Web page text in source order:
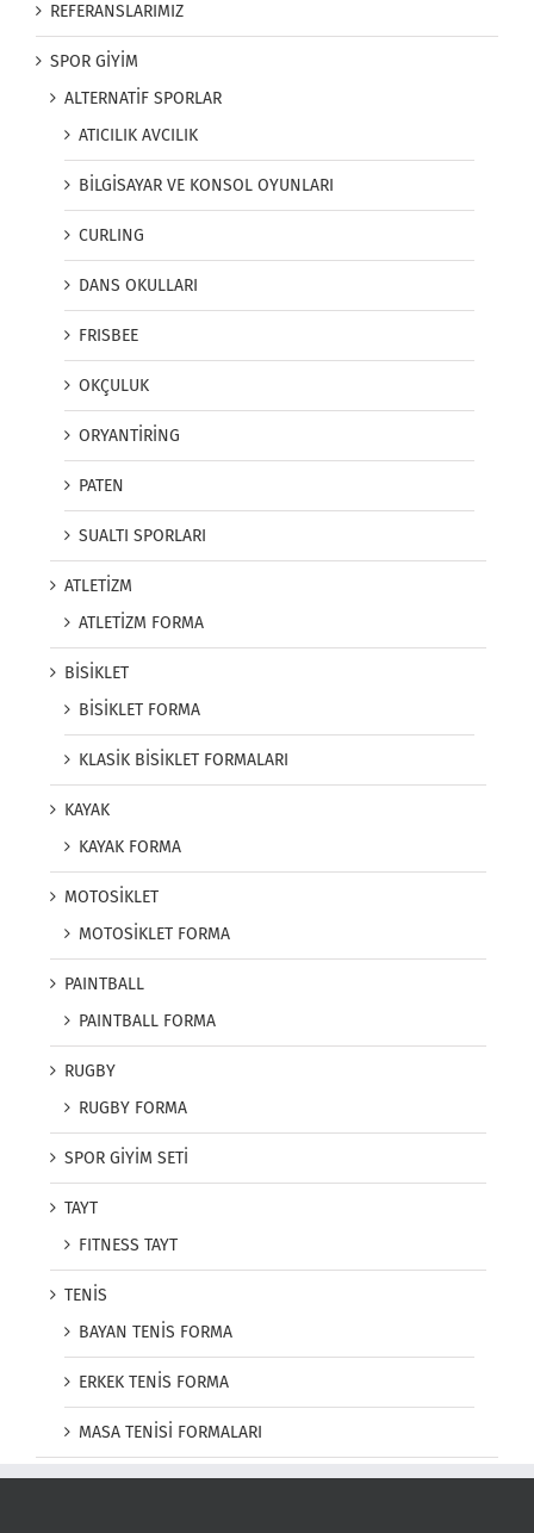
REFERANSLARIMIZ
SPOR GİYİM
ALTERNATİF SPORLAR
ATICILIK AVCILIK
BİLGİSAYAR VE KONSOL OYUNLARI
CURLING
DANS OKULLARI
FRISBEE
OKÇULUK
ORYANTİRİNG
PATEN
SUALTI SPORLARI
ATLETİZM
ATLETİZM FORMA
BİSİKLET
BİSİKLET FORMA
KLASİK BİSİKLET FORMALARI
KAYAK
KAYAK FORMA
MOTOSİKLET
MOTOSİKLET FORMA
PAINTBALL
PAINTBALL FORMA
RUGBY
RUGBY FORMA
SPOR GİYİM SETİ
TAYT
FITNESS TAYT
TENİS
BAYAN TENİS FORMA
ERKEK TENİS FORMA
MASA TENİSİ FORMALARI